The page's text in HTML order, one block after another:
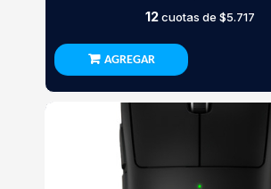
12cuotas de $5.717
AGREGAR